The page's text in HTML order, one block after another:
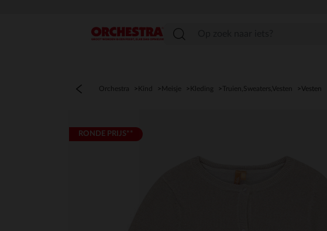
menu
Orchestra Kind Meisje Kleding Truien,Sweaters,Vesten Vesten
RONDE PRIJS**